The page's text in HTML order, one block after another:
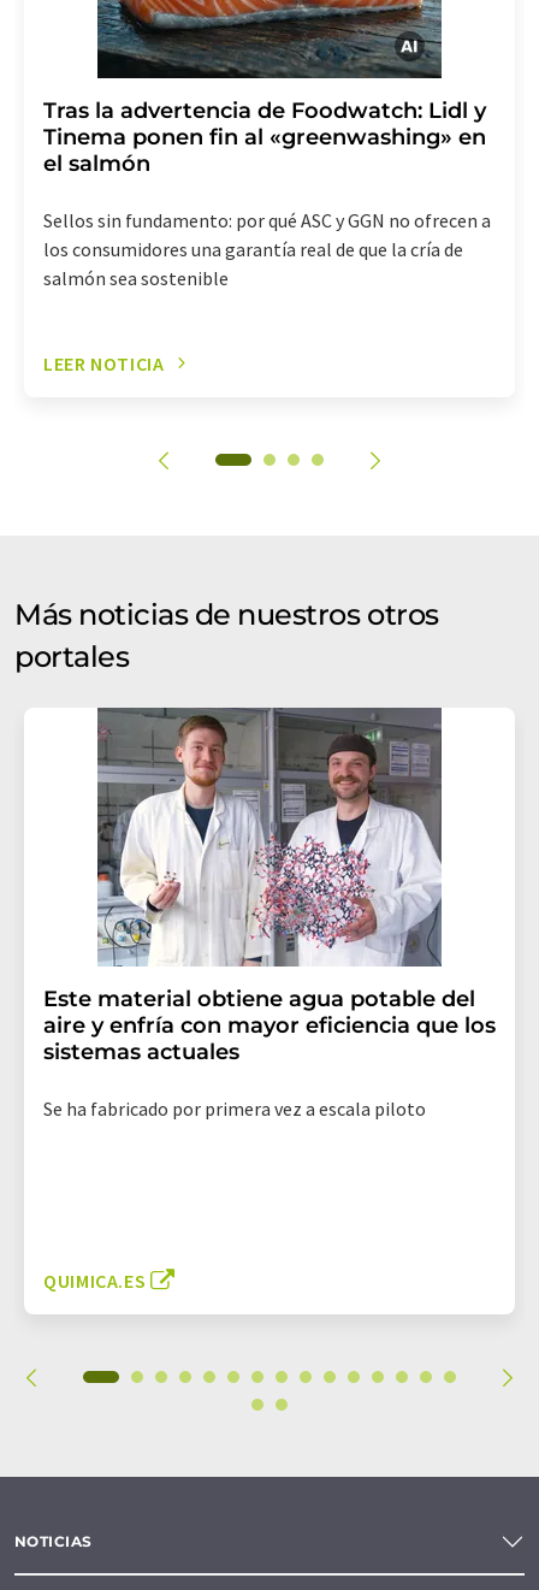
Tras la advertencia de Foodwatch: Lidl y
Tinema ponen fin al «greenwashing» en
el salmón
Sellos sin fundamento: por qué ASC y GGN no ofrecen a
los consumidores una garantía real de que la cría de
salmón sea sostenible
LEER NOTICIA
Más noticias de nuestros otros
portales
Este material obtiene agua potable del
aire y enfría con mayor eficiencia que los
sistemas actuales
Se ha fabricado por primera vez a escala piloto
QUIMICA.ES
NOTICIAS